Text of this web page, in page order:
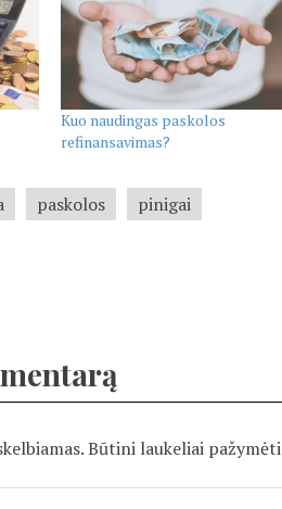
Kuo naudingas paskolos
refinansavimas?
paskolos pinigai
Būtini laukeliai pažymėti